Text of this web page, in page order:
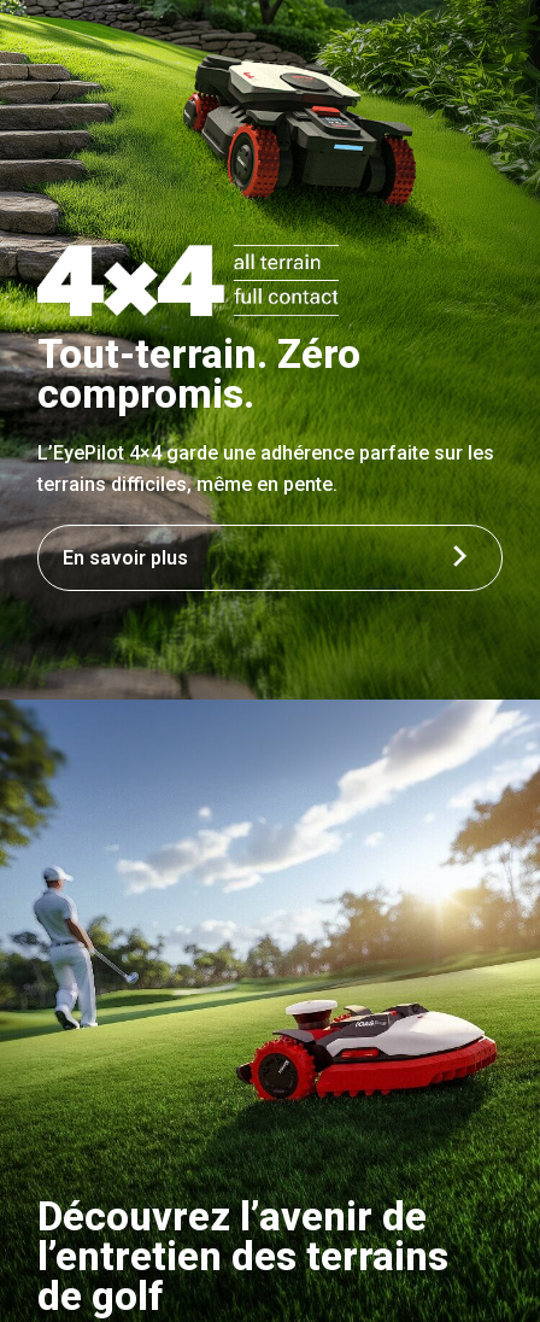
Tout-terrain. Zéro
compromis.
L’EyePilot 4×4 garde une adhérence parfaite sur les
terrains difficiles, même en pente.
En savoir plus
Découvrez l’avenir de
l’entretien des terrains
de golf